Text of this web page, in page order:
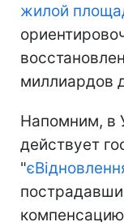
жилой
миллиардов
Напомним, в
действует
"